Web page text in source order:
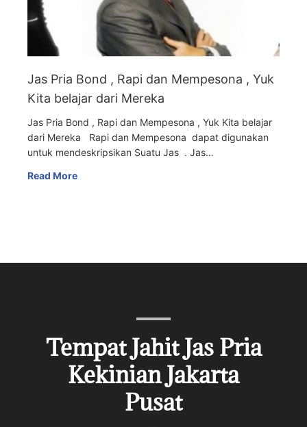
Jas Pria Bond , Rapi dan Mempesona , Yuk
Kita belajar dari Mereka
Jas Pria Bond , Rapi dan Mempesona , Yuk Kita belajar
dari Mereka Rapi dan Mempesona dapat digunakan
untuk mendeskripsikan Suatu Jas . Jas…
Read More
Tempat Jahit Jas Pria
Kekinian Jakarta
Pusat